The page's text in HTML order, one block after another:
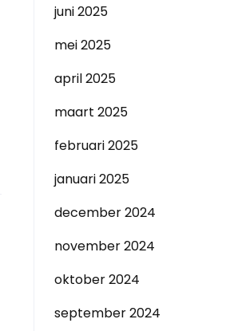
juni 2025
mei 2025
april 2025
maart 2025
februari 2025
januari 2025
december 2024
november 2024
oktober 2024
september 2024